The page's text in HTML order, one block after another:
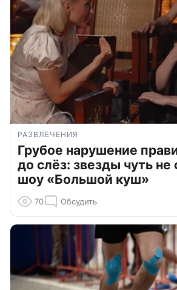
РАЗВЛЕЧЕНИЯ
Грубое нарушение
до слёз: звезды чуть не
шоу «Большой куш»
70 Обсудить